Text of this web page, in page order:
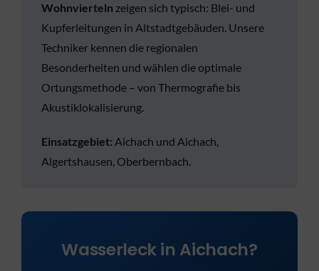
Wohnvierteln zeigen sich typisch: Blei- und
Kupferleitungen in Altstadtgebäuden. Unsere
Techniker kennen die regionalen
Besonderheiten und wählen die optimale
Ortungsmethode – von Thermografie bis
Akustiklokalisierung.
Einsatzgebiet: Aichach und Aichach,
Algertshausen, Oberbernbach.
Wasserleck in Aichach?